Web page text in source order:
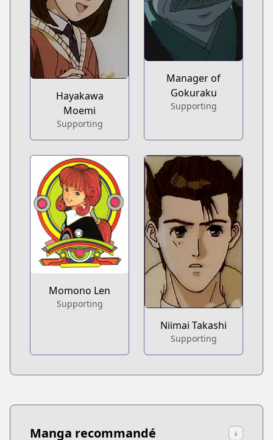
Hayakawa
Moemi
Supporting
Manager of
Gokuraku
Supporting
Momono Len
Supporting
Niimai Takashi
Supporting
Manga recommandé ↓